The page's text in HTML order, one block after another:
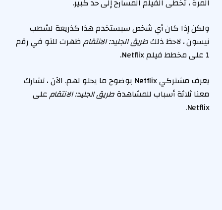
ولكن إذا كان أي شخص سيستخدم هذا كذريعة لشطب
نيسون ، لاحظ ذلكطريق الجليد: الانتقامظهرت للتو في رقم
1 على مخطط فيلم Netflix.
يعرف مشتركي Netflix بوضوح ما يحلو لهم. الآن ، تشارك
معنا ثلاثة أسباب للمشاهدةطريق الجليد: الانتقامعلى
Netflix.